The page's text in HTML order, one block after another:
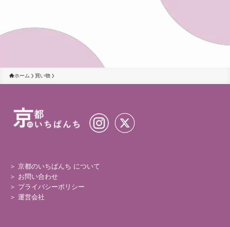
ホーム 買い物
＞ 京都のいちばんち について
＞ お問い合わせ
＞ プライバシーポリシー
＞ 運営会社